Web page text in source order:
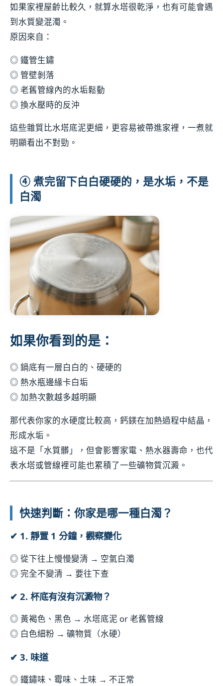
如果家裡屋齡比較久，就算水塔很乾淨，也有可能會遇
到水質變混濁。
原因來自：
◎ 鐵管生鏽
◎ 管壁剝落
◎ 老舊管線內的水垢鬆動
◎ 換水壓時的反沖
這些雜質比水塔底泥更細，更容易被帶進家裡，一煮就
明顯看出不對勁。
④ 煮完留下白白硬硬的，是水垢，不是
白濁
如果你看到的是：
◎ 鍋底有一層白白的、硬硬的
◎ 熱水瓶邊緣卡白垢
◎ 加熱次數越多越明顯
那代表你家的水硬度比較高，鈣鎂在加熱過程中結晶，
形成水垢。
這不是「水質髒」，但會影響家電、熱水器壽命，也代
表水塔或管線裡可能也累積了一些礦物質沉澱。
快速判斷：你家是哪一種白濁？
✔ 1. 靜置 1 分鐘，觀察變化
◎ 從下往上慢慢變清 → 空氣白濁
◎ 完全不變清 → 要往下查
✔ 2. 杯底有沒有沉澱物？
◎ 黃褐色、黑色 → 水塔底泥 or 老舊管線
◎ 白色細粉 → 礦物質（水硬）
✔ 3. 味道
◎ 鐵鏽味、霉味、土味 → 不正常